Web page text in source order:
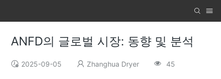
ANFD의 글로벌 시장: 동향 및 분석
2025-09-05 Zhanghua Dryer 45